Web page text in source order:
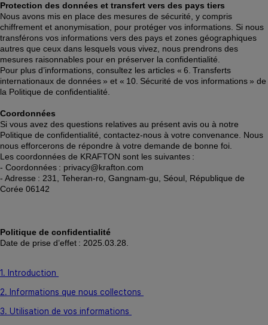
Protection des données et transfert vers des pays tiers
Nous avons mis en place des mesures de sécurité, y compris
chiffrement et anonymisation, pour protéger vos informations. Si nous
transférons vos informations vers des pays et zones géographiques
autres que ceux dans lesquels vous vivez, nous prendrons des
mesures raisonnables pour en préserver la confidentialité.
Pour plus d’informations, consultez les articles « 6. Transferts
internationaux de données » et « 10. Sécurité de vos informations » de
la Politique de confidentialité.
Coordonnées
Si vous avez des questions relatives au présent avis ou à notre
Politique de confidentialité, contactez-nous à votre convenance. Nous
nous efforcerons de répondre à votre demande de bonne foi.
Les coordonnées de KRAFTON sont les suivantes :
- Coordonnées : privacy@krafton.com
- Adresse : 231, Teheran-ro, Gangnam-gu, Séoul, République de
Corée 06142
Politique de confidentialité
Date de prise d’effet : 2025.03.28.
1. Introduction
2. Informations que nous collectons
3. Utilisation de vos informations